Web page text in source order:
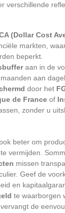
verschillende
(Dollar Cost
markten,
beperkt.
aan in de
aan
door het
de Franceof
zonder u
beter om
vermijden.
missen
Geef de
en
te waarborgen
de